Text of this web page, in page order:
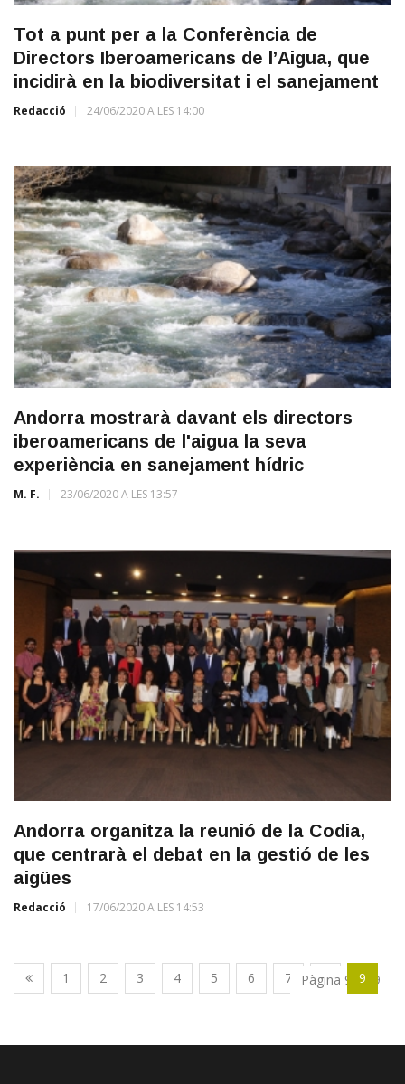
Tot a punt per a la Conferència de
Directors Iberoamericans de l’Aigua, que
incidirà en la biodiversitat i el sanejament
Redacció 24/06/2020 A LES 14:00
Andorra mostrarà davant els directors
iberoamericans de l'aigua la seva
experiència en sanejament hídric
M. F. 23/06/2020 A LES 13:57
Andorra organitza la reunió de la Codia,
que centrarà el debat en la gestió de les
aigües
Redacció 17/06/2020 A LES 14:53
1 2 3 4 5 6 7 8 9
Pàgina 9 de 9